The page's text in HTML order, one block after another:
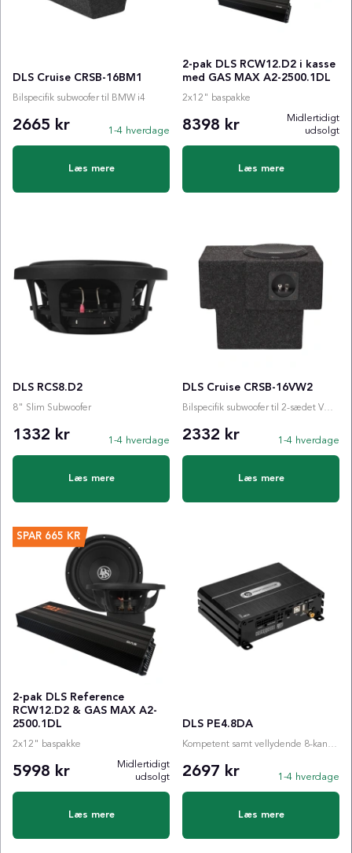
DLS Cruise CRSB-16BM1
Bilspecifik subwoofer til BMW i4
2665 kr 1-4 hverdage
Læs mere
2-pak DLS RCW12.D2 i kasse
med GAS MAX A2-2500.1DL
2x12" baspakke
8398 kr
Midlertidigt
udsolgt
Læs mere
DLS RCS8.D2
8" Slim Subwoofer
1332 kr 1-4 hverdage
Læs mere
DLS Cruise CRSB-16VW2
Bilspecifik subwoofer til 2-sædet VW ID. BUZZ Cargo
2332 kr 1-4 hverdage
Læs mere
SPAR 665 KR
2-pak DLS Reference
RCW12.D2 & GAS MAX A2-
2500.1DL
2x12" baspakke
5998 kr
Midlertidigt
udsolgt
Læs mere
DLS PE4.8DA
Kompetent samt vellydende 8-kanals DSP-forstærker med Bluetooth, 31-bånds EQ og meget me...
2697 kr 1-4 hverdage
Læs mere